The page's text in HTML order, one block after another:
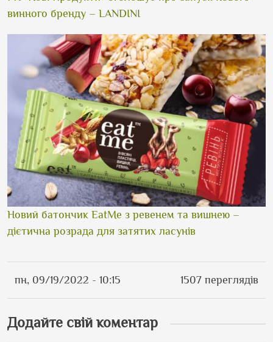
винного бренду – LANDINI
Новий батончик EatMe з ревенем та вишнею –
дієтична розрада для затятих ласунів
пн, 09/19/2022 - 10:15 1507 переглядів
Додайте свій коментар